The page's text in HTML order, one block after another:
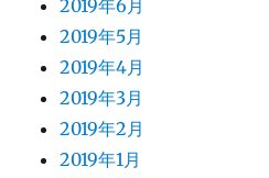
2019年6月
2019年5月
2019年4月
2019年3月
2019年2月
2019年1月